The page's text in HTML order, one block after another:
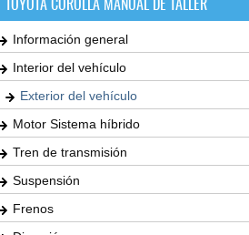
TOYOTA COROLLA MANUAL DE TALLER
Información general
Interior del vehículo
Exterior del vehículo
Motor Sistema híbrido
Tren de transmisión
Suspensión
Frenos